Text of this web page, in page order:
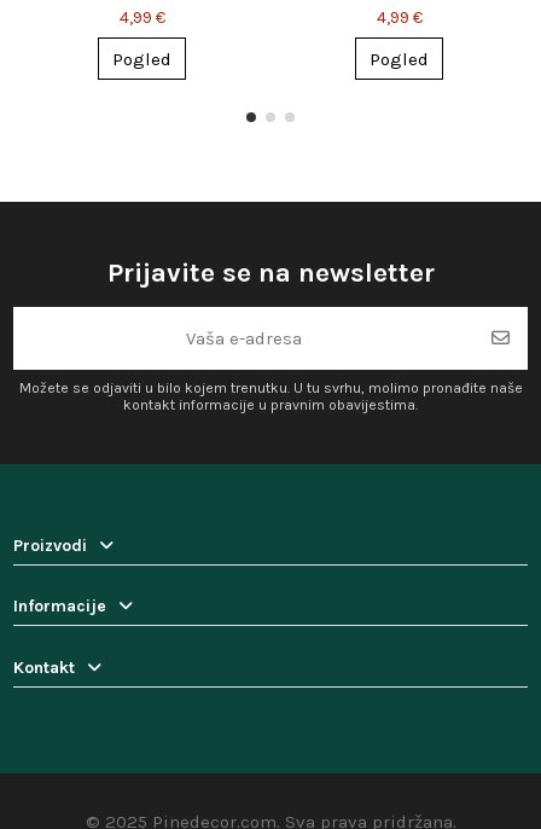
4,99 €
Pogled
4,99 €
Pogled
Prijavite se na newsletter
Možete se odjaviti u bilo kojem trenutku. U tu svrhu, molimo pronađite naše
kontakt informacije u pravnim obavijestima.
Proizvodi
Informacije
Kontakt
© 2025 Pinedecor.com. Sva prava pridržana.